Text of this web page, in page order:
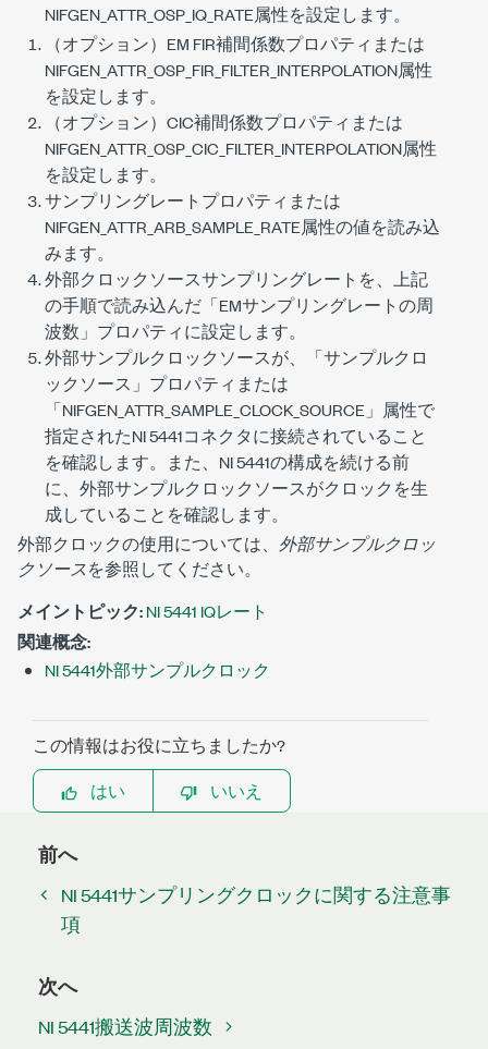
NIFGEN_ATTR_OSP_IQ_RATE属性を設定します。
（オプション）EM FIR補間係数プロパティまたは
NIFGEN_ATTR_OSP_FIR_FILTER_INTERPOLATION属性
を設定します。
（オプション）CIC補間係数プロパティまたは
NIFGEN_ATTR_OSP_CIC_FILTER_INTERPOLATION属性
を設定します。
サンプリングレートプロパティまたは
NIFGEN_ATTR_ARB_SAMPLE_RATE属性の値を読み込
みます。
外部クロックソースサンプリングレートを、上記
の手順で読み込んだ「EMサンプリングレートの周
波数」プロパティに設定します。
外部サンプルクロックソースが、「サンプルクロ
ックソース」プロパティまたは
「NIFGEN_ATTR_SAMPLE_CLOCK_SOURCE 」属性で
指定されたNI 5441コネクタに接続されていること
を確認します。また、NI 5441の構成を続ける前
に、外部サンプルクロックソースがクロックを生
成していることを確認します。
外部クロックの使用については、 外部サンプルクロッ
クソースを参照してください。
メイントピック:NI 5441 IQレート
関連概念:
NI 5441外部サンプルクロック
この情報はお役に立ちましたか?
はい
いいえ
前へ
NI 5441サンプリングクロックに関する注意事
項
次へ
NI 5441搬送波周波数